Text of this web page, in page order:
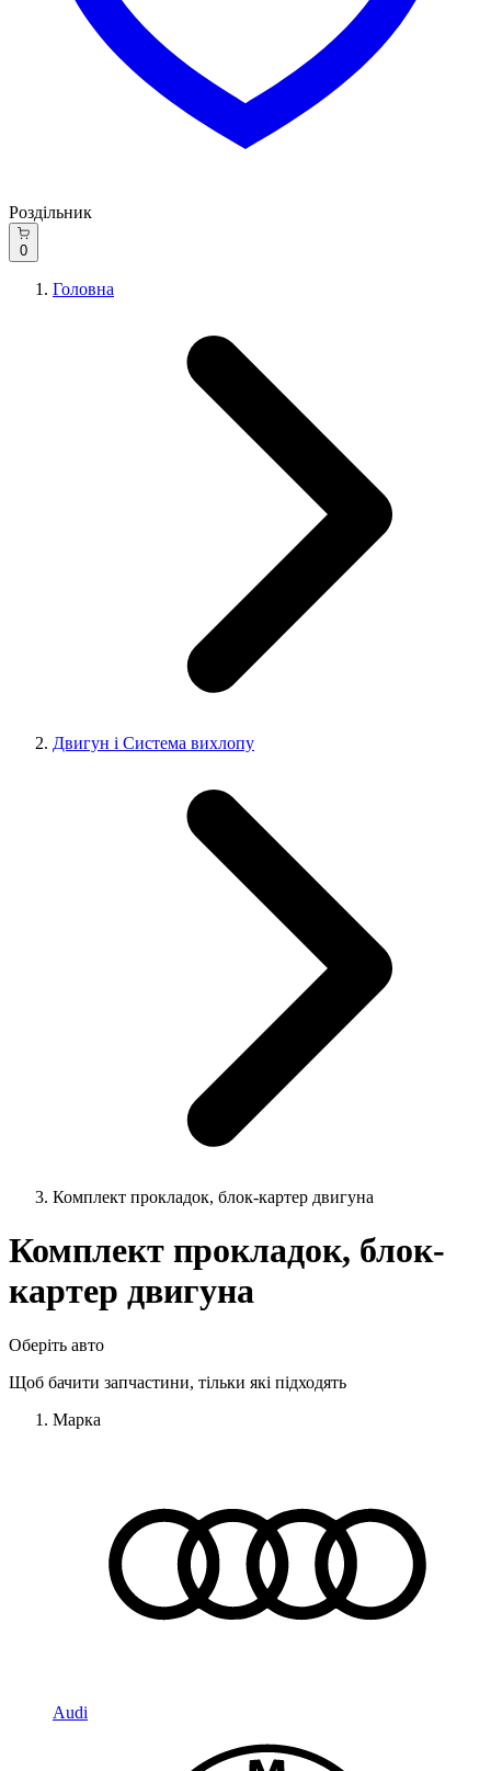
Роздільник
0
Головна
Двигун і Система вихлопу
Комплект прокладок, блок-картер двигуна
Комплект прокладок, блок-
картер двигуна
Оберіть авто
Щоб бачити запчастини, тільки які підходять
Марка
Audi